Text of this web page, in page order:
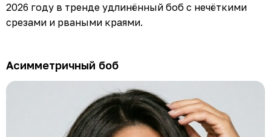
2026 году в тренде удлинённый боб с нечёткими
срезами и рваными краями.
Асимметричный боб